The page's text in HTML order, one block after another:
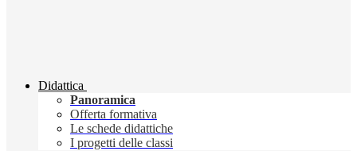
Didattica
Panoramica
Offerta formativa
Le schede didattiche
I progetti delle classi